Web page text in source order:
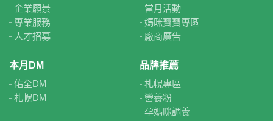
企業願景
專業服務
人才招募
當月活動
媽咪寶寶專區
廠商廣告
本月DM
佑全DM
札幌DM
品牌推薦
札幌專區
營養粉
孕媽咪調養